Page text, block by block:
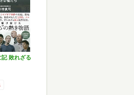
敗れざる